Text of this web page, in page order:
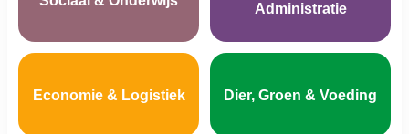
Administratie
Economie & Logistiek Dier, Groen & Voeding